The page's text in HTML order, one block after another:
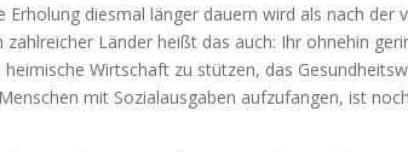
Erholung diesmal länger dauern wird als nach der
zahlreicher Länder heißt das auch: Ihr ohnehin
heimische Wirtschaft zu stützen, das
mit Sozialausgaben aufzufangen, ist